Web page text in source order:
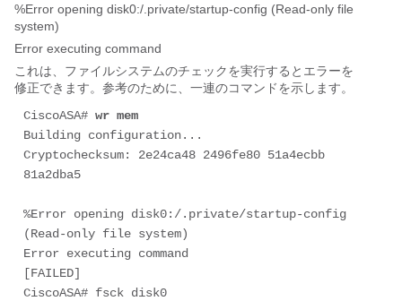
%Error opening disk0:/.private/startup-config (Read-only file
system)
Error executing command
これは、ファイルシステムのチェックを実行するとエラーを
修正できます。参考のために、一連のコマンドを示します。
CiscoASA# wr mem
Building configuration...
Cryptochecksum: 2e24ca48 2496fe80 51a4ecbb
81a2dba5
%Error opening disk0:/.private/startup-config
(Read-only file system)
Error executing command
[FAILED]
CiscoASA# fsck disk0